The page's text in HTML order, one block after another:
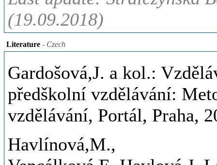
(19.09.2018)
Literature - Czech
Gardošová,J. a kol.:
předškolní vzdělávání:
vzdělávání, Portál, Praha,
Havlínová,M.,